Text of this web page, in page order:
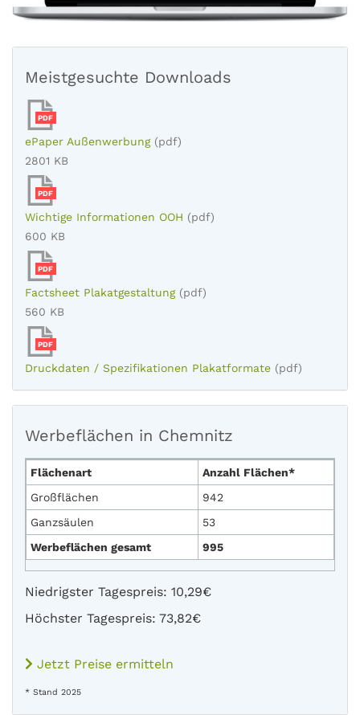
Meistgesuchte Downloads
PDF
ePaper Außenwerbung (pdf)
2801 KB
PDF
Wichtige Informationen OOH (pdf)
600 KB
PDF
Factsheet Plakatgestaltung (pdf)
560 KB
PDF
Druckdaten / Spezifikationen Plakatformate (pdf)
Werbeflächen in Chemnitz
Flächenart
Anzahl Flächen*
Großflächen
942
Ganzsäulen
53
Werbeflächen gesamt
995
Niedrigster Tagespreis: 10,29€
Höchster Tagespreis: 73,82€
Jetzt Preise ermitteln
* Stand 2025